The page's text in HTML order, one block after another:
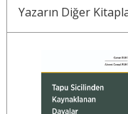
Yazarın Diğer